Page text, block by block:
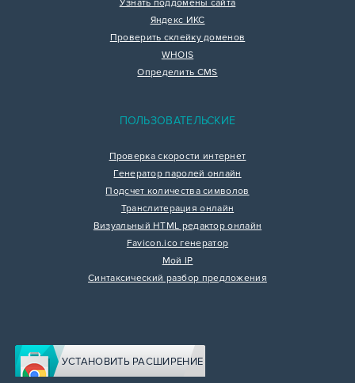
Узнать поддомены сайта
Яндекс ИКС
Проверить склейку доменов
WHOIS
Определить CMS
ПОЛЬЗОВАТЕЛЬСКИЕ
Проверка скорости интернет
Генератор паролей онлайн
Подсчет количества символов
Транслитерация онлайн
Визуальный HTML редактор онлайн
Favicon.ico генератор
Мой IP
Синтаксический разбор предложения
УСТАНОВИТЬ РАСШИРЕНИЕ